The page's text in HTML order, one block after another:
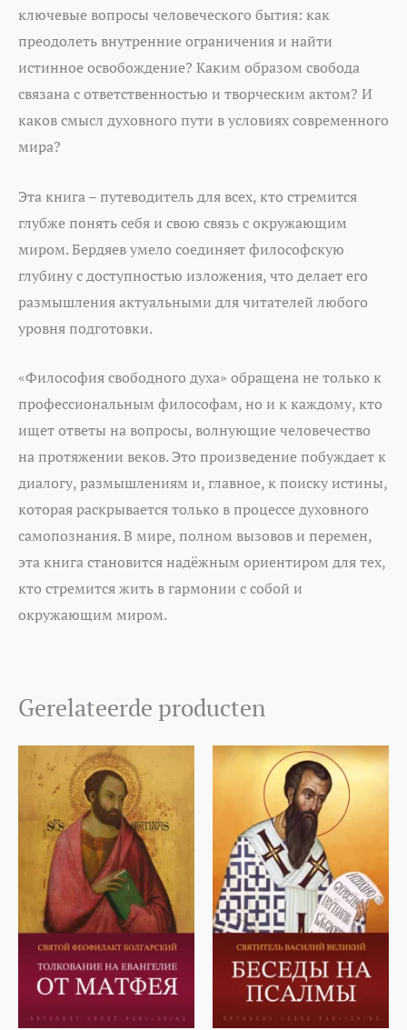
ключевые вопросы человеческого бытия: как
преодолеть внутренние ограничения и найти
истинное освобождение? Каким образом свобода
связана с ответственностью и творческим актом? И
каков смысл духовного пути в условиях современного
мира?
Эта книга – путеводитель для всех, кто стремится
глубже понять себя и свою связь с окружающим
миром. Бердяев умело соединяет философскую
глубину с доступностью изложения, что делает его
размышления актуальными для читателей любого
уровня подготовки.
«Философия свободного духа» обращена не только к
профессиональным философам, но и к каждому, кто
ищет ответы на вопросы, волнующие человечество
на протяжении веков. Это произведение побуждает к
диалогу, размышлениям и, главное, к поиску истины,
которая раскрывается только в процессе духовного
самопознания. В мире, полном вызовов и перемен,
эта книга становится надёжным ориентиром для тех,
кто стремится жить в гармонии с собой и
окружающим миром.
Gerelateerde producten